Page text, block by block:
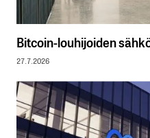
Bitcoin-louhijoiden
27.7.2026